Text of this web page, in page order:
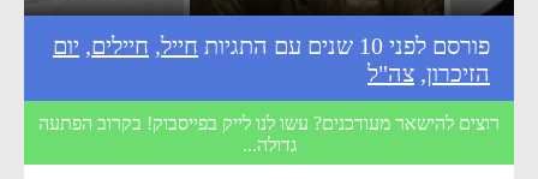
פורסם לפני 10 שנים עם התגיות חייל, חיילים, יום
הזיכרון, צה"ל
רוצים להישאר מעודכנים? עשו לנו לייק בפייסבוק! בקרוב הפתעה
גדולה...